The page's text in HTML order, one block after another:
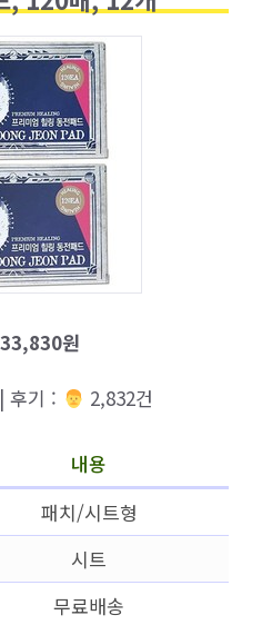
33,830원
후기 : ‍‍ 2,832건
내용
패치/시트형
시트
무료배송